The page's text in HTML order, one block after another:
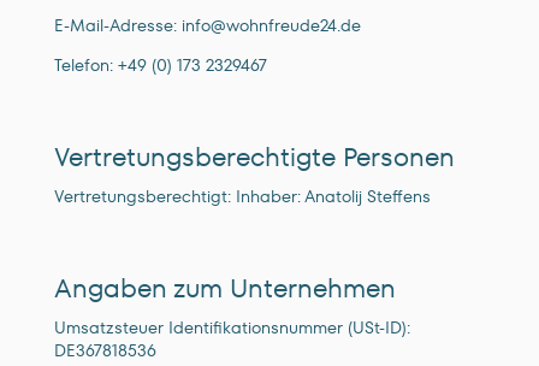
E-Mail-Adresse: info@wohnfreude24.de
Telefon: +49 (0) 173 2329467
Vertretungsberechtigte Personen
Vertretungsberechtigt: Inhaber: Anatolij Steffens
Angaben zum Unternehmen
Umsatzsteuer Identifikationsnummer (USt-ID):
DE367818536